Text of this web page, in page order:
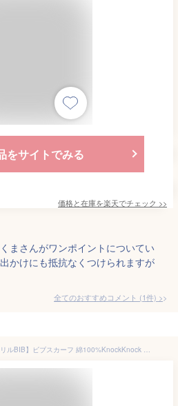
をサイトでみる
価格と在庫を楽天でチェック >>
まさんがワンポイントについてい
かけにも抵抗なくつけられますが
全てのおすすめコメント (1件) >
日本製トリプルガーゼ【フリルBIB】ビブスカーフ 綿100%KnockKnock スタイ フリル BIB ビブ コットン ノックノック ベビー用 よだれかけ ベビー服 女の子 ベビー スタイ ガーゼ 出産祝い